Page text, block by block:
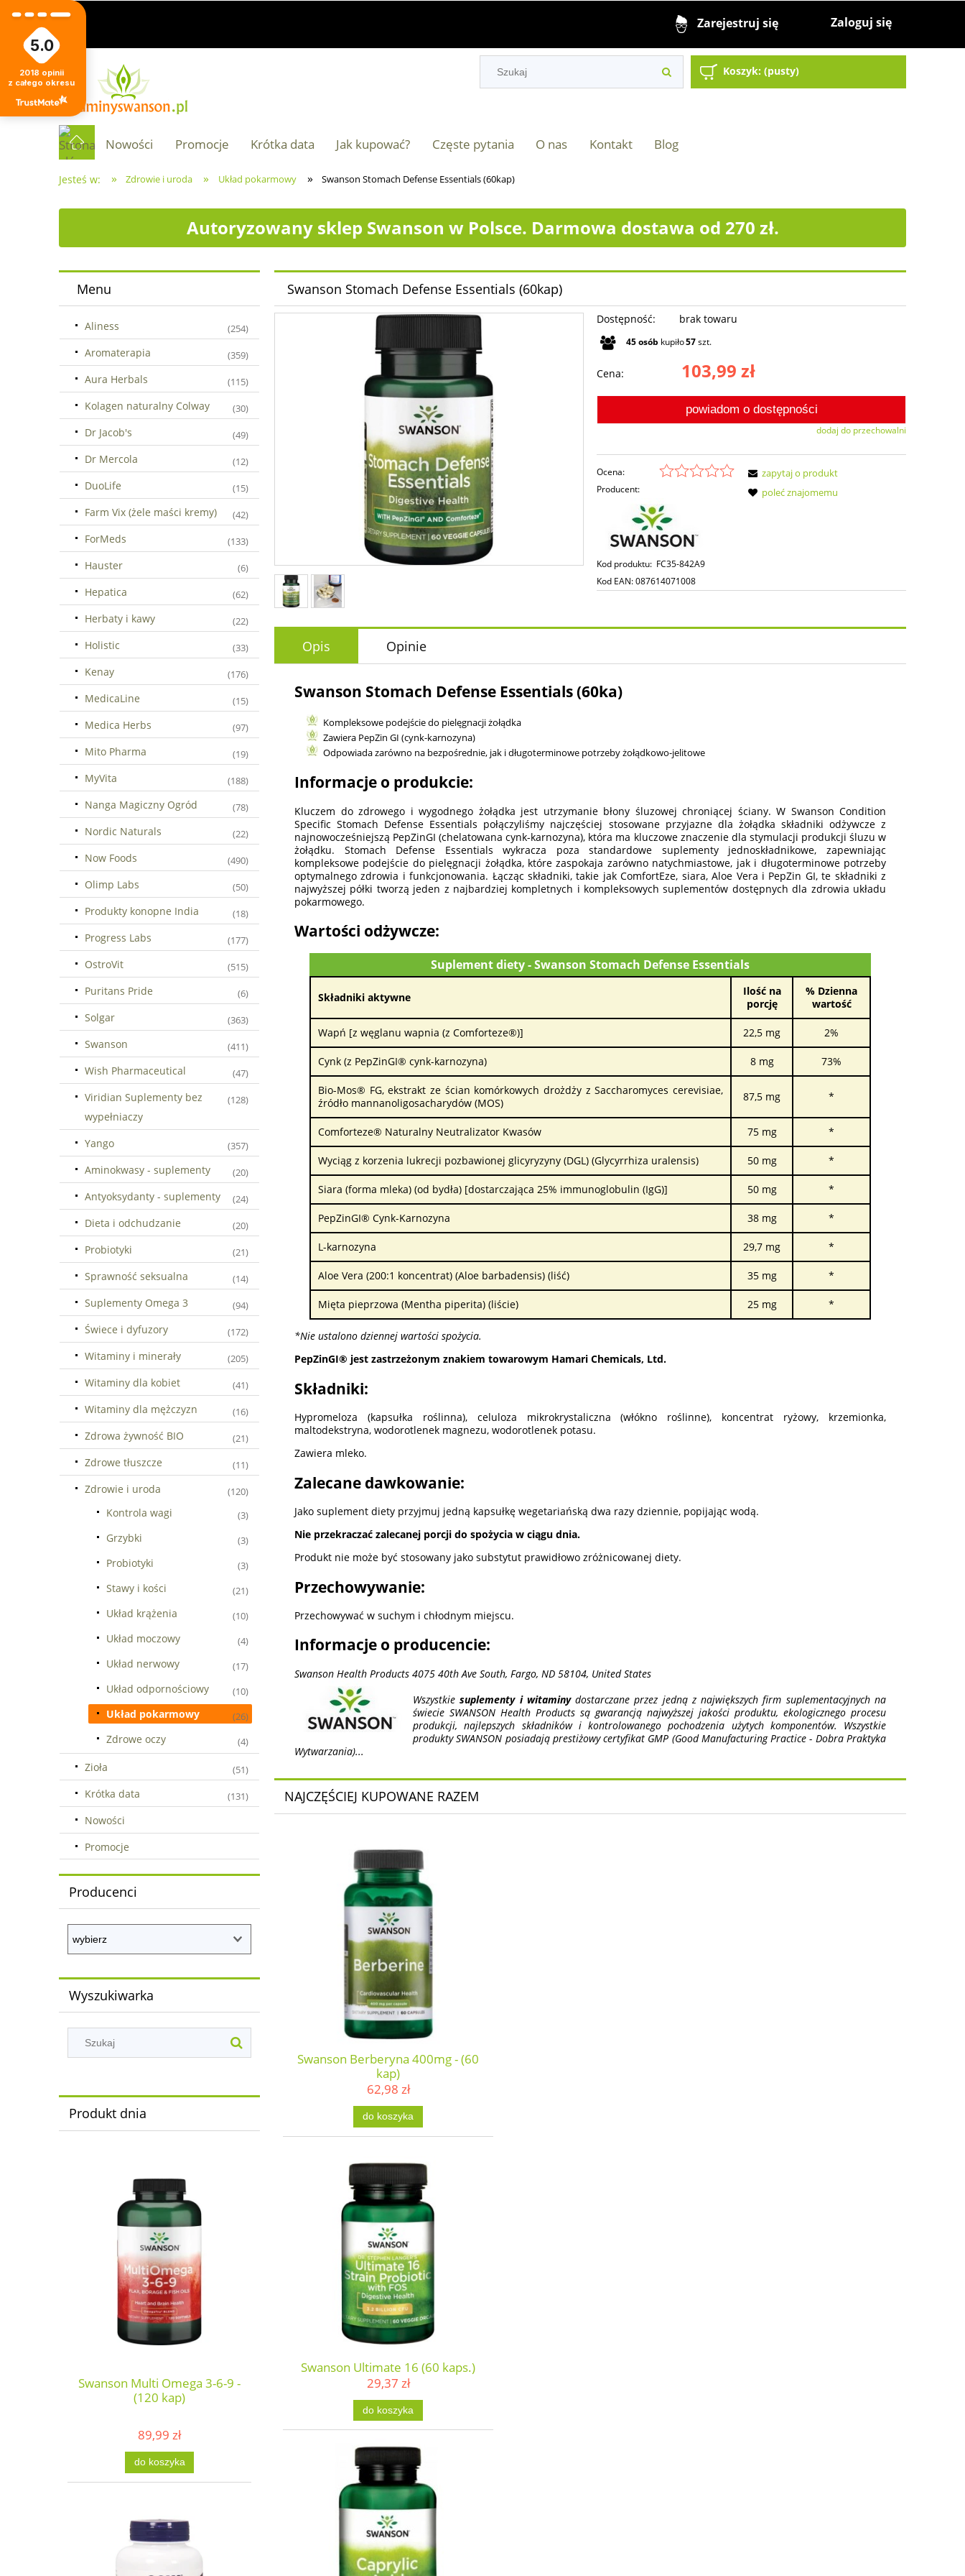
Zarejestruj się Zaloguj się
Koszyk: (pusty)
Nowości Promocje Krótka data Jak kupować? Częste pytania O nas Kontakt Blog
Jesteś w: » Zdrowie i uroda » Układ pokarmowy » Swanson Stomach Defense Essentials (60kap)
Autoryzowany sklep Swanson w Polsce. Darmowa dostawa od 270 zł.
Menu
Aliness (254)
Aromaterapia (359)
Aura Herbals (115)
Kolagen naturalny Colway (30)
Dr Jacob's (49)
Dr Mercola (12)
DuoLife (15)
Farm Vix (żele maści kremy) (42)
ForMeds (133)
Hauster (6)
Hepatica (62)
Herbaty i kawy (22)
Holistic (33)
Kenay (176)
MedicaLine (15)
Medica Herbs (97)
Mito Pharma (19)
MyVita (188)
Nanga Magiczny Ogród (78)
Nordic Naturals (22)
Now Foods (490)
Olimp Labs (50)
Produkty konopne India (18)
Progress Labs (177)
OstroVit (515)
Puritans Pride (6)
Solgar (363)
Swanson (411)
Wish Pharmaceutical (47)
Viridian Suplementy bez
wypełniaczy
(128)
Yango (357)
Aminokwasy - suplementy (20)
Antyoksydanty - suplementy (24)
Dieta i odchudzanie (20)
Probiotyki (21)
Sprawność seksualna (14)
Suplementy Omega 3 (94)
Świece i dyfuzory (172)
Witaminy i minerały (205)
Witaminy dla kobiet (41)
Witaminy dla mężczyzn (16)
Zdrowa żywność BIO (21)
Zdrowe tłuszcze (11)
Zdrowie i uroda (120)
Kontrola wagi (3)
Grzybki (3)
Probiotyki (3)
Stawy i kości (21)
Układ krążenia (10)
Układ moczowy (4)
Układ nerwowy (17)
Układ odpornościowy (10)
Układ pokarmowy (26)
Zdrowe oczy (4)
Zioła (51)
Krótka data (131)
Nowości
Promocje
Producenci
Wyszukiwarka
Produkt dnia
Swanson Multi Omega 3-6-9 -
(120 kap)
89,99 zł
do koszyka
Swanson Stomach Defense Essentials (60kap)
Dostępność: brak towaru
45osób kupiło57szt.
Cena: 103,99 zł
powiadom o dostępności
dodaj do przechowalni
Ocena:
Producent:
Kod produktu: FC35-842A9
Kod EAN:087614071008
zapytaj o produkt
poleć znajomemu
Opis Opinie
Swanson Stomach Defense Essentials (60ka)
Kompleksowe podejście do pielęgnacji żołądka
Zawiera PepZin GI (cynk-karnozyna)
Odpowiada zarówno na bezpośrednie, jak i długoterminowe potrzeby żołądkowo-jelitowe
Informacje o produkcie:
Kluczem do zdrowego i wygodnego żołądka jest utrzymanie błony śluzowej chroniącej ściany. W Swanson Condition
Specific Stomach Defense Essentials połączyliśmy najczęściej stosowane przyjazne dla żołądka składniki odżywcze z
najnowocześniejszą PepZinGI (chelatowana cynk-karnozyna), która ma kluczowe znaczenie dla stymulacji produkcji śluzu w
żołądku. Stomach Defense Essentials wykracza poza standardowe suplementy jednoskładnikowe, zapewniając
kompleksowe podejście do pielęgnacji żołądka, które zaspokaja zarówno natychmiastowe, jak i długoterminowe potrzeby
optymalnego zdrowia i funkcjonowania. Łącząc składniki, takie jak ComfortEze, siara, Aloe Vera i PepZin GI, te składniki z
najwyższej półki tworzą jeden z najbardziej kompletnych i kompleksowych suplementów dostępnych dla zdrowia układu
pokarmowego.
Wartości odżywcze:
Suplement diety - Swanson Stomach Defense Essentials
Składniki aktywne
Ilość na
porcję
% Dzienna
wartość
Wapń [z węglanu wapnia (z Comforteze®)] 22,5 mg 2%
Cynk (z PepZinGI® cynk-karnozyna) 8 mg 73%
Bio-Mos® FG, ekstrakt ze ścian komórkowych drożdży z Saccharomyces cerevisiae,
źródło mannanoligosacharydów (MOS)
87,5 mg *
Comforteze® Naturalny Neutralizator Kwasów 75 mg *
Wyciąg z korzenia lukrecji pozbawionej glicyryzyny (DGL) (Glycyrrhiza uralensis) 50 mg *
Siara (forma mleka) (od bydła) [dostarczająca 25% immunoglobulin (IgG)] 50 mg *
PepZinGI® Cynk-Karnozyna 38 mg *
L-karnozyna 29,7 mg *
Aloe Vera (200:1 koncentrat) (Aloe barbadensis) (liść) 35 mg *
Mięta pieprzowa (Mentha piperita) (liście) 25 mg *
*Nie ustalono dziennej wartości spożycia.
PepZinGI® jest zastrzeżonym znakiem towarowym Hamari Chemicals, Ltd.
Składniki:
Hypromeloza (kapsułka roślinna), celuloza mikrokrystaliczna (włókno roślinne), koncentrat ryżowy, krzemionka,
maltodekstryna, wodorotlenek magnezu, wodorotlenek potasu.
Zawiera mleko.
Zalecane dawkowanie:
Jako suplement diety przyjmuj jedną kapsułkę wegetariańską dwa razy dziennie, popijając wodą.
Nie przekraczać zalecanej porcji do spożycia w ciągu dnia.
Produkt nie może być stosowany jako substytut prawidłowo zróżnicowanej diety.
Przechowywanie:
Przechowywać w suchym i chłodnym miejscu.
Informacje o producencie:
Swanson Health Products 4075 40th Ave South, Fargo, ND 58104, United States
Wszystkiesuplementy i witaminydostarczane przez jedną z największych firm suplementacyjnych na
świecie SWANSON Health Products są gwarancją najwyższej jakości produktu, ekologicznego procesu
produkcji, najlepszych składników i kontrolowanego pochodzenia użytych komponentów. Wszystkie
produkty SWANSON posiadają prestiżowy certyfikat GMP (Good Manufacturing Practice - Dobra Praktyka
Wytwarzania)...
NAJCZĘŚCIEJ KUPOWANE RAZEM
Swanson Berberyna 400mg - (60
kap)
62,98 zł
do koszyka
Swanson Ultimate 16 (60 kaps.)
29,37 zł
do koszyka
5.0
2018 opinii
z całego okresu